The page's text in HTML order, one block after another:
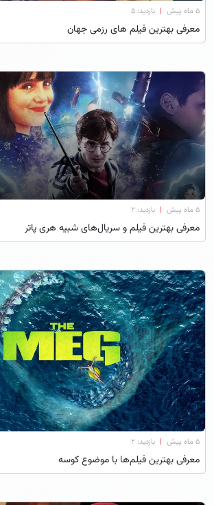
۵ ماه پیش | بازدید: 5
معرفی بهترین فیلم های رزمی جهان
۵ ماه پیش | بازدید: 2
معرفی بهترین فیلم و سریال‌های شبیه هری پاتر
۵ ماه پیش | بازدید: 2
معرفی بهترین فیلم‌ها با موضوع کوسه